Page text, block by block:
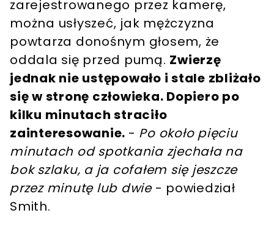
zarejestrowanego przez kamerę,
można usłyszeć, jak mężczyzna
powtarza donośnym głosem, że
oddala się przed pumą. Zwierzę
jednak nie ustępowało i stale zbliżało
się w stronę człowieka. Dopiero po
kilku minutach straciło
zainteresowanie. - Po około pięciu
minutach od spotkania zjechała na
bok szlaku, a ja cofałem się jeszcze
przez minutę lub dwie- powiedział
Smith.